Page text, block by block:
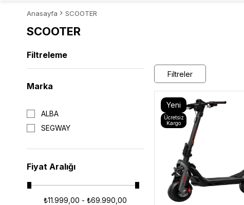
Anasayfa SCOOTER
SCOOTER
Filtreleme
Marka
ALBA
SEGWAY
Fiyat Aralığı
₺11.999,00 - ₺69.990,00
Filtreler
Yeni
Ürün
Ücretsiz
Kargo